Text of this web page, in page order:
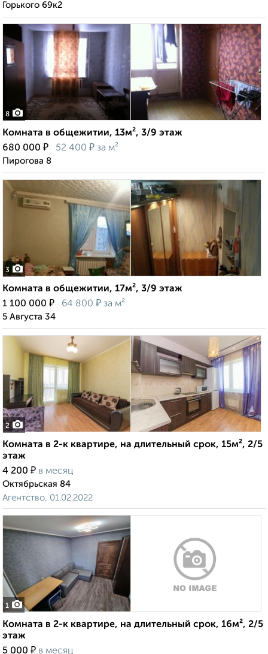
Горького 69к2
8
Комната в общежитии, 13м², 3/9 этаж
680 000 ₽ 52 400 ₽ за м²
Пирогова 8
3
Комната в общежитии, 17м², 3/9 этаж
1 100 000 ₽ 64 800 ₽ за м²
5 Августа 34
2
Комната в 2-к квартире, на длительный срок, 15м², 2/5
этаж
4 200 ₽ в месяц
Октябрьская 84
Агентство, 01.02.2022
1
Комната в 2-к квартире, на длительный срок, 16м², 2/5
этаж
5 000 ₽ в месяц